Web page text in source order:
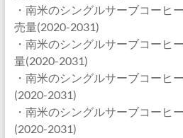
・南米のシングルサーブコーヒ
売量(2020-2031)
・南米のシングルサーブコーヒ
量(2020-2031)
・南米のシングルサーブコーヒ
(2020-2031)
・南米のシングルサーブコーヒ
(2020-2031)